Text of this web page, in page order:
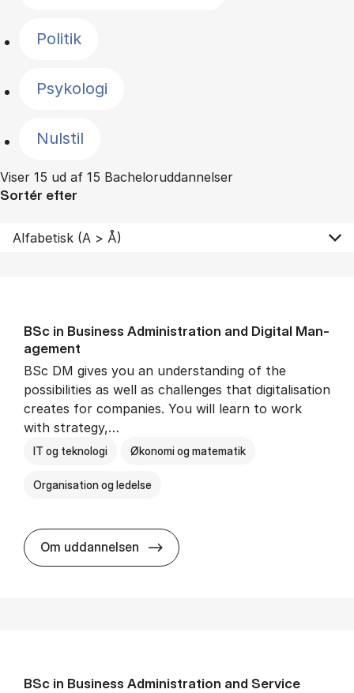
Politik
Psykologi
Nulstil
Viser 15 ud af 15 Bacheloruddannelser
Sortér efter
BSc in Busi­ness Ad­min­is­tra­tion and Di­git­al Man­
age­ment
BSc DM gives you an understanding of the
possibilities as well as challenges that digitalisation
creates for companies. You will learn to work
with strategy,…
IT og teknologi Økonomi og matematik
Organisation og ledelse
Om uddannelsen BSc in Busi­ness Ad­min­is­tra­tion
BSc in Busi­ness Ad­min­is­tra­tion and Ser­vice